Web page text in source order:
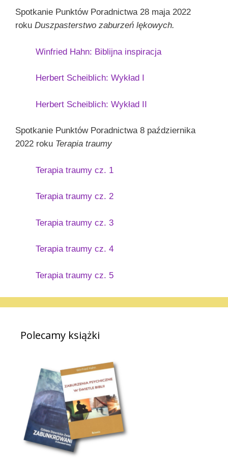
Spotkanie Punktów Poradnictwa 28 maja 2022
roku Duszpasterstwo zaburzeń lękowych.
Winfried Hahn: Biblijna inspiracja
Herbert Scheiblich: Wykład I
Herbert Scheiblich: Wykład II
Spotkanie Punktów Poradnictwa 8 października
2022 roku Terapia traumy
Terapia traumy cz. 1
Terapia traumy cz. 2
Terapia traumy cz. 3
Terapia traumy cz. 4
Terapia traumy cz. 5
Polecamy książki